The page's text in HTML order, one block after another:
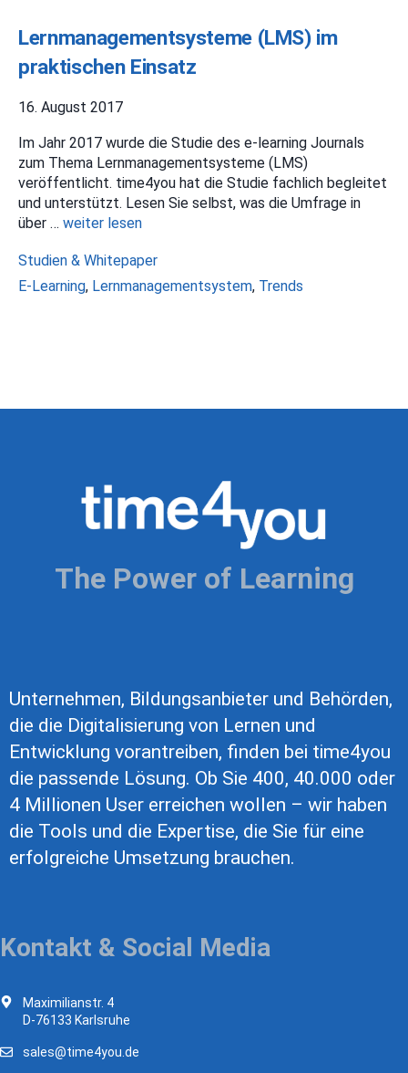
Lernmanagementsysteme (LMS) im
praktischen Einsatz
16. August 2017
Im Jahr 2017 wurde die Studie des e-learning Journals
zum Thema Lernmanagementsysteme (LMS)
veröffentlicht. time4you hat die Studie fachlich begleitet
und unterstützt. Lesen Sie selbst, was die Umfrage in
über … weiter lesen
Kategorien
Studien & Whitepaper
Schlagwörter
E-Learning, Lernmanagementsystem, Trends
The Power of Learning
Unternehmen, Bildungsanbieter und Behörden,
die die Digitalisierung von Lernen und
Entwicklung vorantreiben, finden bei time4you
die passende Lösung. Ob Sie 400, 40.000 oder
4 Millionen User erreichen wollen – wir haben
die Tools und die Expertise, die Sie für eine
erfolgreiche Umsetzung brauchen.
Kontakt & Social Media
Maximilianstr. 4
D-76133 Karlsruhe
sales@time4you.de